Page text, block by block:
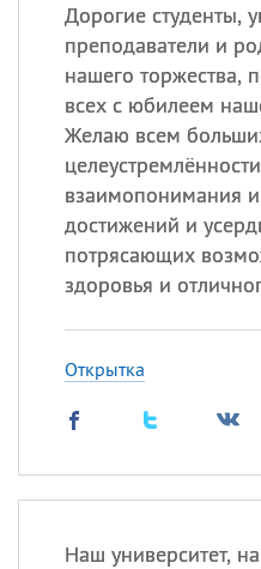
Дорогие студенты,
преподаватели и
нашего торжества,
всех с юбилеем
Желаю всем
взаимопонимания
достижений и
потрясающих
здоровья и
Открытка
Наш университет,